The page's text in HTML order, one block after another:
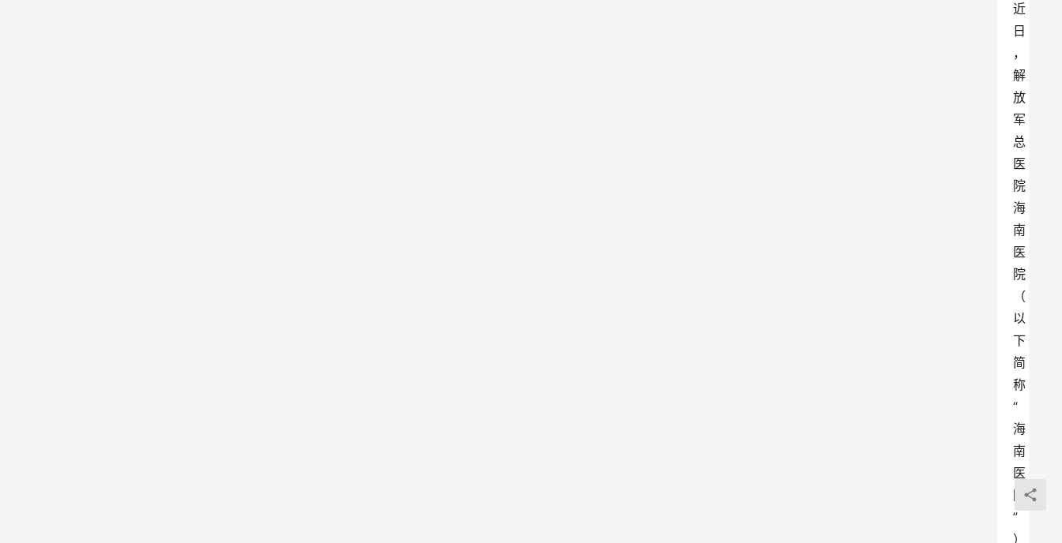
近
日
，
解
放
军
总
医
院
海
南
医
院
（
以
下
简
称
“
海
南
医
院
”
）